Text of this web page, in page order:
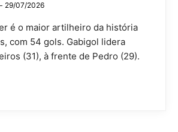
29/07/2026
é o maior artilheiro da história
com 54 gols. Gabigol lidera
(31), à frente de Pedro (29).